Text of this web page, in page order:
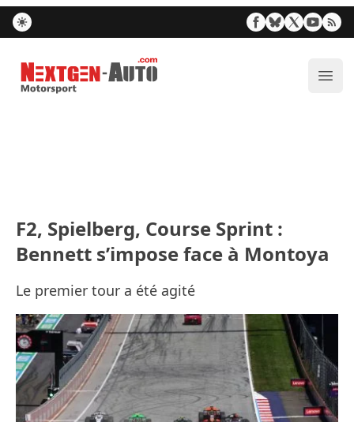
Nextgen-Auto.com
F2, Spielberg, Course Sprint :
Bennett s’impose face à Montoya
Le premier tour a été agité